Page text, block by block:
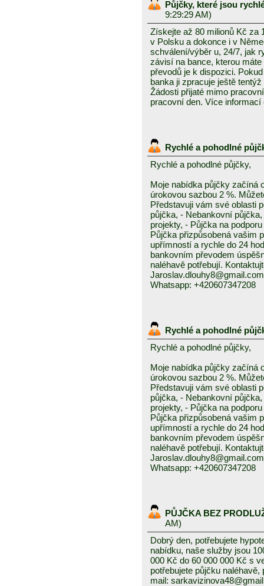
Půjčky, které jsou
9:29:29 AM)
Získejte až 80 milionů Kč za
v Polsku a dokonce i v
schválení/výběr u, 24/7, jak
závisí na bance, kterou
převodů je k dispozici.
banka ji zpracuje ještě tentýž
Žádosti přijaté mimo
pracovní den. Více
Rychlé a pohodlné
Rychlé a pohodlné půjčky,
Moje nabídka půjčky začíná
úrokovou sazbou 2 %.
Představuji vám své oblasti
půjčka, - Nebankovní
projekty, - Půjčka na
Půjčka přizpůsobená vašim
upřímností a rychle do 24
bankovním převodem
naléhavě potřebují.
Jaroslav.dlouhy8@gmail.com
Whatsapp: +420607347208
Rychlé a pohodlné
Rychlé a pohodlné půjčky,
Moje nabídka půjčky začíná
úrokovou sazbou 2 %.
Představuji vám své oblasti
půjčka, - Nebankovní
projekty, - Půjčka na
Půjčka přizpůsobená vašim
upřímností a rychle do 24
bankovním převodem
naléhavě potřebují.
Jaroslav.dlouhy8@gmail.com
Whatsapp: +420607347208
PŮJČKA BEZ
AM)
Dobrý den, potřebujete
nabídku, naše služby jsou
000 Kč do 60 000 000 Kč s
potřebujete půjčku
mail: